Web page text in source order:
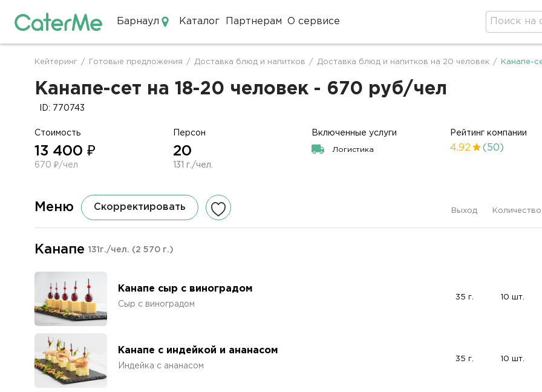
Барнаул Каталог Партнерам О сервисе
Строка
навигации
Кейтеринг / Готовые предложения / Доставка блюд и напитков / Доставка блюд и напитков на 20 человек / Канапе-
Канапе-сет на 18-20 человек - 670 руб/чел
ID: 770743
Стоимость
13 400 ₽
670 ₽/чел
Персон
20
131 г./чел.
Включенные услуги
Логистика
Рейтинг компании
4.92 (50)
Меню Скорректировать Выход Количество
Канапе 131г./чел. (2 570 г.)
Канапе сыр с виноградом
Сыр с виноградом
35 г. 10 шт.
Канапе с индейкой и ананасом
Индейка с ананасом
35 г. 10 шт.